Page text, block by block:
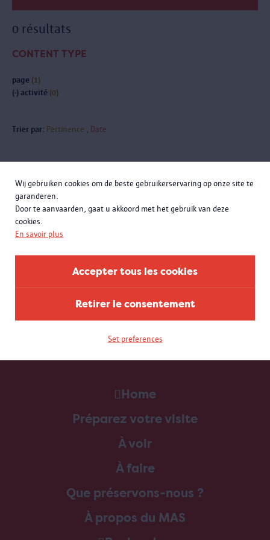
Wij gebruiken cookies om de beste gebruikerservaring op onze site te
garanderen.
Door te aanvaarden, gaat u akkoord met het gebruik van deze
cookies.
En savoir plus
Accepter tous les cookies
Retirer le consentement
Set preferences
0 résultats
CONTENT TYPE
page (1)
(-) activité (0)
Trier par: Pertinence Date
Inscrivez-vous à la newsletter
Home
Préparez votre visite
À voir
À faire
Que préservons-nous ?
À propos du MAS